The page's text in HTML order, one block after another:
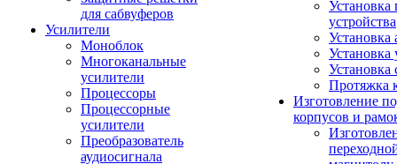
для сабвуферов
Усилители
Моноблок
Многоканальные
усилители
Процессоры
Процессорные
усилители
Преобразователь
аудиосигнала
Установка
устройства
Установка
Установка
Установка
Протяжка
Изготовление
корпусов и